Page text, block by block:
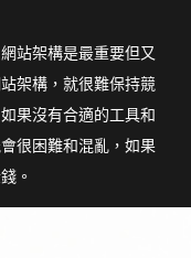
站架構是最重要但又
架構，就很難保持競
果沒有合適的工具和
很困難和混亂，如果
。